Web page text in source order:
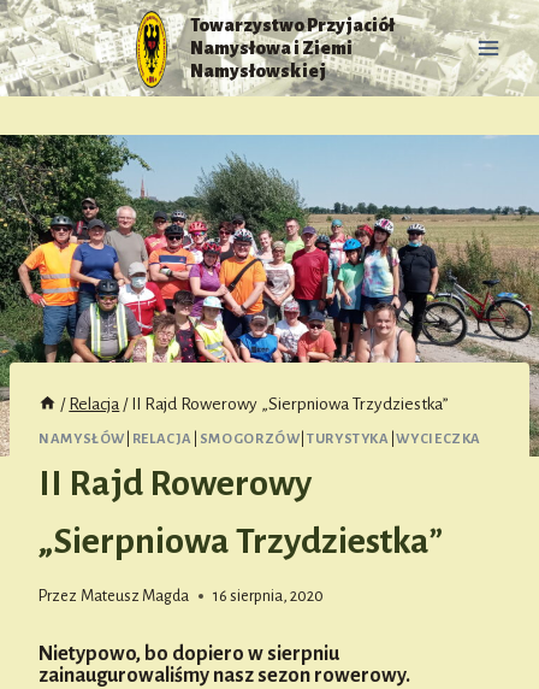
Przejdź
do
treści
Towarzystwo Przyjaciół
Namysłowa i Ziemi
Namysłowskiej
/ Relacja / II Rajd Rowerowy „Sierpniowa Trzydziestka”
NAMYSŁÓW RELACJA SMOGORZÓW |TURYSTYKA |WYCIECZKA
II Rajd Rowerowy
„Sierpniowa Trzydziestka”
Przez Mateusz Magda 16 sierpnia, 2020
Nietypowo, bo dopiero w sierpniu
zainaugurowaliśmy nasz sezon rowerowy.